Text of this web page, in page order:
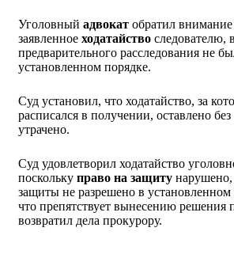
Уголовный адвокат обратил внимание
заявленное ходатайство следователю,
предварительного расследования не
установленном порядке.
Суд установил, что ходатайство, за
расписался в получении, оставлено
утрачено.
Суд удовлетворил ходатайство
поскольку право на защиту нарушено,
защиты не разрешено в установленном
что препятствует вынесе­нию решения
возвратил дела прокурору.